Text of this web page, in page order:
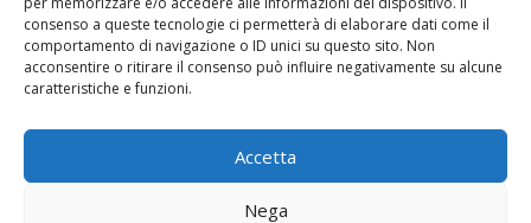
consenso a queste tecnologie ci permetterà di elaborare dati come il
comportamento di navigazione o ID unici su questo sito. Non
acconsentire o ritirare il consenso può influire negativamente su alcune
caratteristiche e funzioni.
Accetta
Nega
esempi, materiali